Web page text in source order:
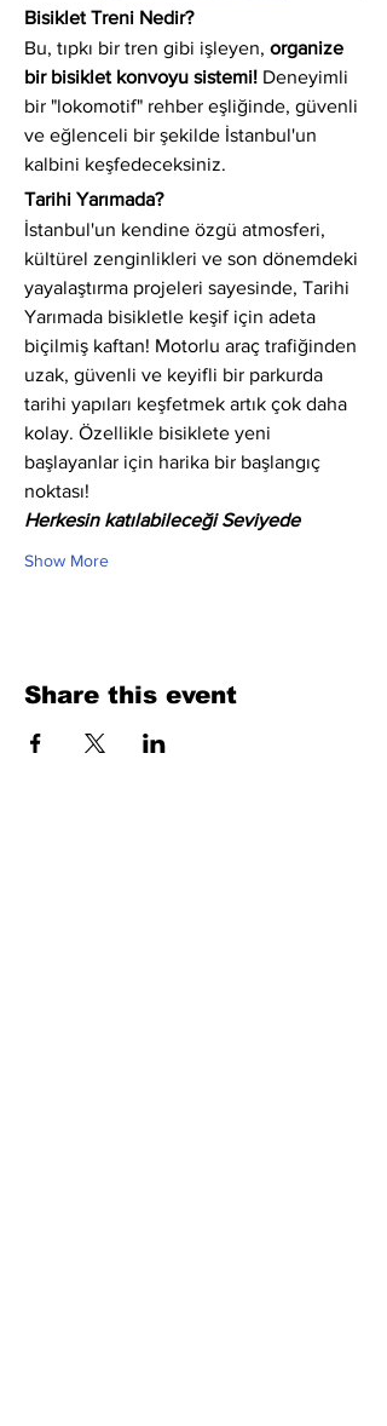
Bisiklet Treni Nedir?
Bu, tıpkı bir tren gibi işleyen, organize
bir bisiklet konvoyu sistemi! Deneyimli
bir "lokomotif" rehber eşliğinde, güvenli
ve eğlenceli bir şekilde İstanbul'un
kalbini keşfedeceksiniz.
Tarihi Yarımada?
İstanbul'un kendine özgü atmosferi,
kültürel zenginlikleri ve son dönemdeki
yayalaştırma projeleri sayesinde, Tarihi
Yarımada bisikletle keşif için adeta
biçilmiş kaftan! Motorlu araç trafiğinden
uzak, güvenli ve keyifli bir parkurda
tarihi yapıları keşfetmek artık çok daha
kolay. Özellikle bisiklete yeni
başlayanlar için harika bir başlangıç
noktası!
Herkesin katılabileceği Seviyede
Show More
Share this event